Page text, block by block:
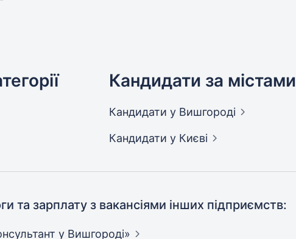
Кандидати за містами
Кандидати у Вишгороді
Кандидати у Києві
та зарплату з вакансіями інших підприємств:
у Вишгороді»